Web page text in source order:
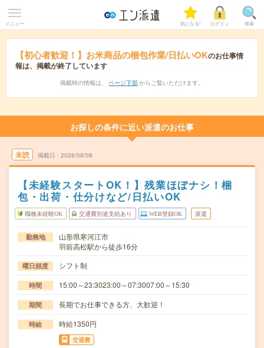
メニュー 気になる! ログイン 検索
【初心者歓迎！】お米商品の梱包作業/日払いOKのお仕事情
報は、掲載が終了しています
掲載時の情報は、 ページ下部 からご覧いただけます。
お探しの条件に近い派遣のお仕事
未読 掲載日 2026/08/08
【未経験スタートOK！】残業ほぼナシ！梱
包・出荷・仕分けなど/日払いOK
職種未経験OK 交通費別途支給あり WEB登録OK 派遣
勤務地
山形県寒河江市
羽前高松駅から徒歩16分
曜日頻度 シフト制
時間 15:00～23:3023:00～07:3007:00～15:30
期間 長期でお仕事できる方、大歓迎！
時給 時給1350円
交通費